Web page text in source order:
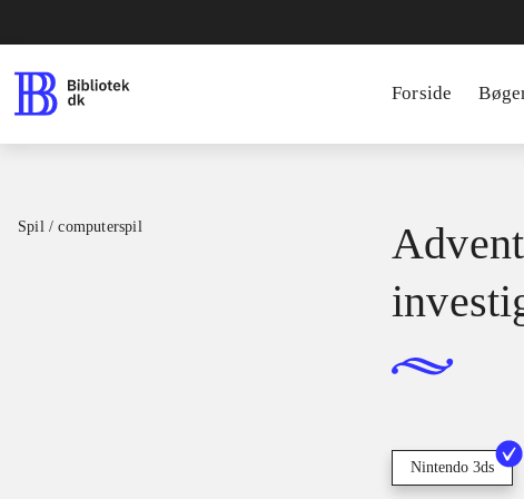
Forside
Spil / computerspil
Nintendo 3ds